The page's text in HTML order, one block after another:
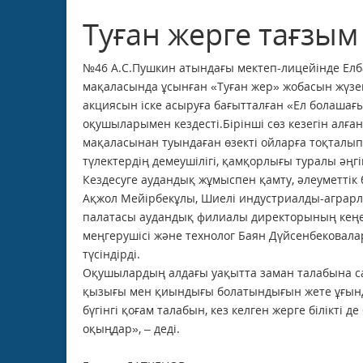
Туған жерге тағзым
№46 А.С.Пушкин атындағы мектеп-лицейінде
мақаласында ұсынған «Туған жер» жобасын
акциясын іске асыруға бағытталған «Ел
оқушыларымен кездесті.Бірінші сөз кезегін
мақаласынан туындаған өзекті ойларға
түлектердің демеушілігі, қамқорлығы туралы
Кездесуге аудандық жұмыспен қамту,
Ақжол Мейірбекұлы, Шиелі индустриалды-
палатасы аудандық филиалы директорының
меңгерушісі және технолог Баян
түсіндірді.
Оқушылардың алдағы уақытта заман талабына
қызығы мен қиындығы болатындығын жете
бүгінгі қоғам талабын, кез келген жерге
оқыңдар», – деді.